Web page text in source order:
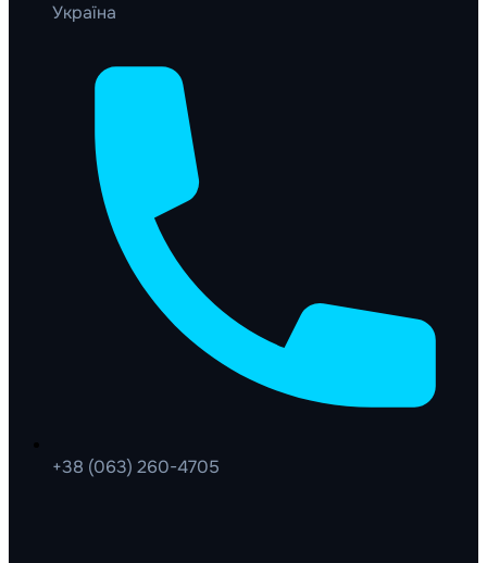
Україна
+38 (063) 260-4705